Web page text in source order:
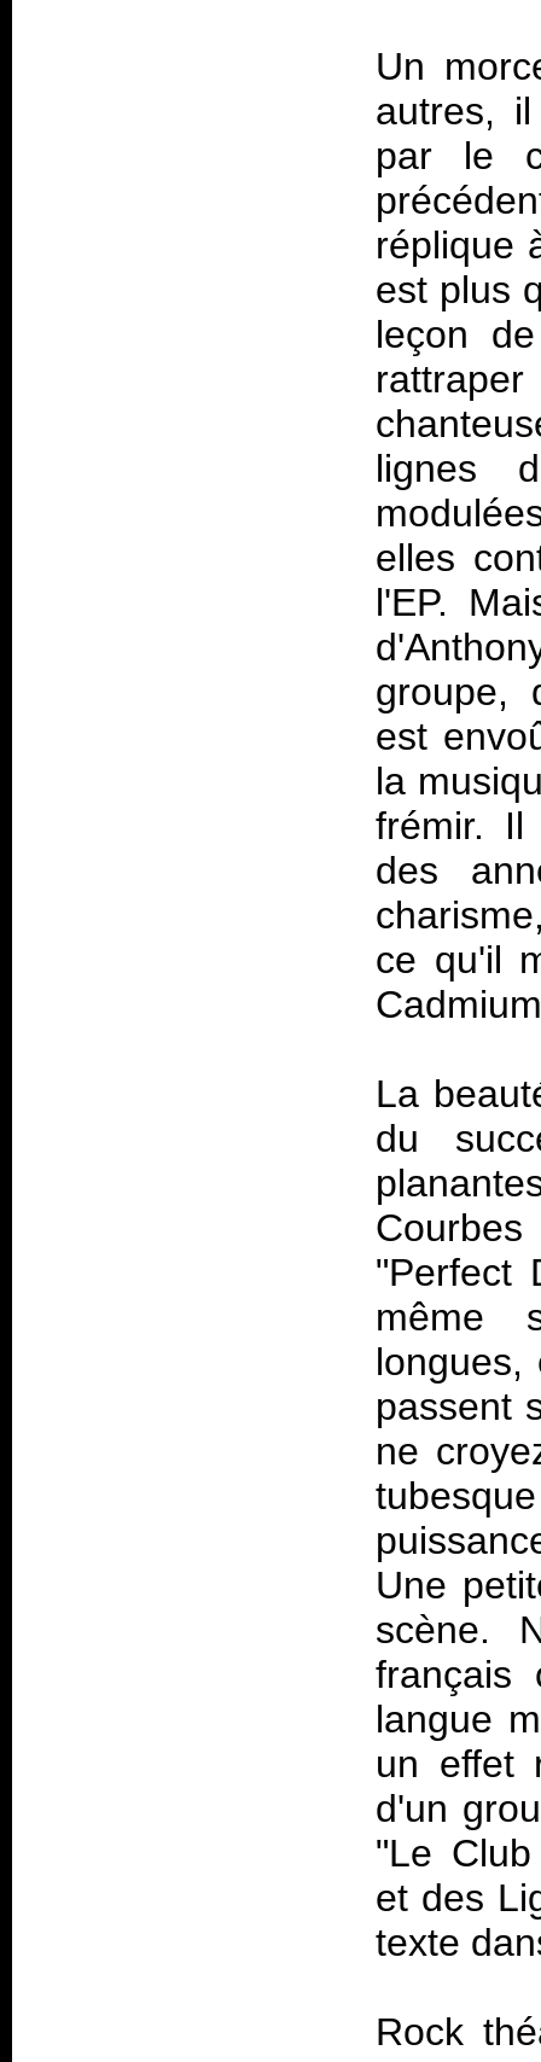
Un
autres,
par le
réplique
est plus
leçon
lignes
elles
l'EP.
groupe,
est
la
frémir. Il
des
ce qu'il
La
du
"Perfect
même
longues,
passent
ne
Une
scène.
français
langue
un effet
d'un
"Le
et des
texte
Rock